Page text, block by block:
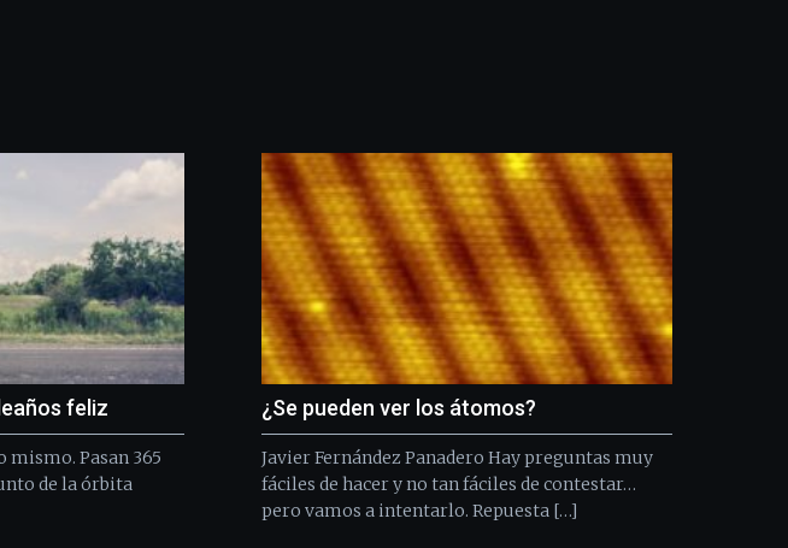
Plaza
(BZP),
un
festival
que
llenará
la
ciudad
monólogos,
exposiciones,
conferencias,
docufórums
y
espectáculos
feliz
mismo. Pasan 365
de la órbita
¿Se pueden ver los átomos?
Javier Fernández Panadero Hay preguntas muy
fáciles de hacer y no tan fáciles de contestar…
pero vamos a intentarlo. Repuesta […]